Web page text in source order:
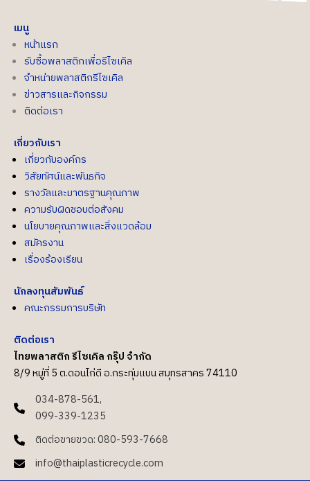
เมนู
หน้าแรก
รับซื้อพลาสติกเพื่อรีไซเคิล
จำหน่ายพลาสติกรีไซเคิล
ข่าวสารและกิจกรรม
ติดต่อเรา
เกี่ยวกับเรา
เกี่ยวกับองค์กร
วิสัยทัศน์และพันธกิจ
รางวัลและมาตรฐานคุณภาพ
ความรับผิดชอบต่อสังคม
นโยบายคุณภาพและสิ่งแวดล้อม
สมัครงาน
เรื่องร้องเรียน
นักลงทุนสัมพันธ์
คณะกรรมการบริษัท
ติดต่อเรา
ไทยพลาสติก รีไซเคิล กรุ๊ป จำกัด
8/9 หมู่ที่ 5 ต.ดอนไก่ดี อ.กระทุ่มแบน สมุทรสาคร 74110
034-878-561,
099-339-1235
ติดต่อขายขวด: 080-593-7668
info@thaiplasticrecycle.com